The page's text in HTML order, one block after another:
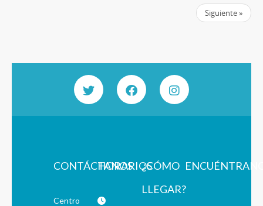
Siguiente »
CONTÁCTANOS
Centro
HORARIOS¿CÓMO
LLEGAR?